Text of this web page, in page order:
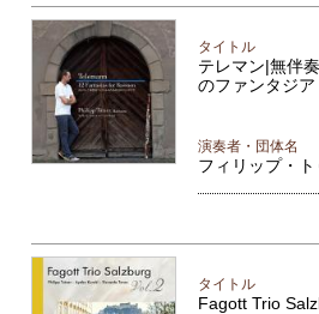
タイトル
テレマン|無伴
のファンタジア
演奏者・団体名
フィリップ・
タイトル
Fagott Trio